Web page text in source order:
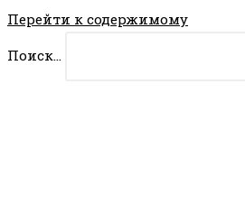
Перейти к содержимому
Поиск...